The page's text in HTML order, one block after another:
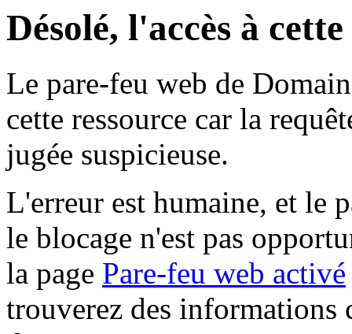
Désolé, l'accès à
Le pare-feu web de
cette ressource car la
jugée suspicieuse.
L'erreur est humaine, et le
le blocage n'est pas
la page Pare-feu web activé
trouverez des informations